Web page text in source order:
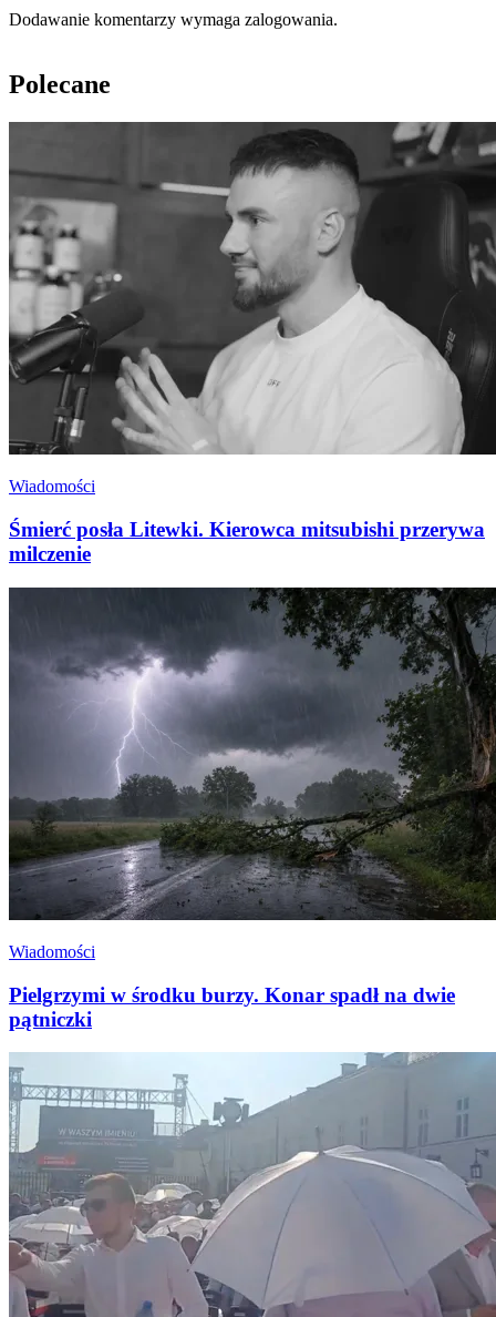
Dodawanie komentarzy wymaga zalogowania.
Polecane
Wiadomości
Śmierć posła Litewki. Kierowca mitsubishi przerywa
milczenie
Wiadomości
Pielgrzymi w środku burzy. Konar spadł na dwie
pątniczki